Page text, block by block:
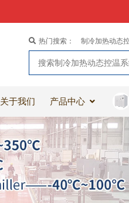
热门搜索： 制冷加热动态
关于我们 产品中心